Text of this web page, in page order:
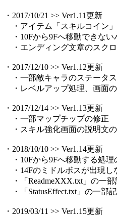
・2017/10/21 >> Ver1.11更新
・アイテム「スキルコイン
・10Fから9Fへ移動できない
・エンディング文章のスク
・2017/12/10 >> Ver1.12更新
・一部敵キャラのステータ
・レベルアップ処理、画面
・2017/12/14 >> Ver1.13更新
・一部マップチップの修正
・スキル強化画面の説明文
・2018/10/10 >> Ver1.14更新
・10Fから9Fへ移動する処理
・14Fのミドルボスが出現し
・「ReadmeXXX.txt」の一部
・「StatusEffect.txt」の一部
・2019/03/11 >> Ver1.15更新